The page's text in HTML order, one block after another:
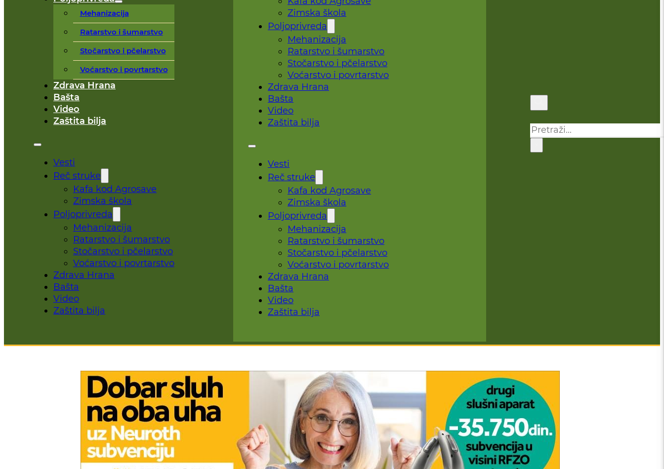
Mehanizacija
Ratarstvo i šumarstvo
Stočarstvo i pčelarstvo
Voćarstvo i povrtarstvo
Zdrava Hrana
Bašta
Video
Zaštita bilja
Vesti
Reč struke
Kafa kod Agrosave
Zimska škola
Poljoprivreda
Mehanizacija
Ratarstvo i šumarstvo
Stočarstvo i pčelarstvo
Voćarstvo i povrtarstvo
Zdrava Hrana
Bašta
Video
Zaštita bilja
Zimska škola
Poljoprivreda
Mehanizacija
Ratarstvo i šumarstvo
Stočarstvo i pčelarstvo
Voćarstvo i povrtarstvo
Zdrava Hrana
Bašta
Video
Zaštita bilja
Vesti
Reč struke
Kafa kod Agrosave
Zimska škola
Poljoprivreda
Mehanizacija
Ratarstvo i šumarstvo
Stočarstvo i pčelarstvo
Voćarstvo i povrtarstvo
Zdrava Hrana
Bašta
Video
Zaštita bilja
Pretraga